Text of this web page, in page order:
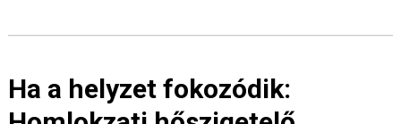
Ha a helyzet fokozódik: